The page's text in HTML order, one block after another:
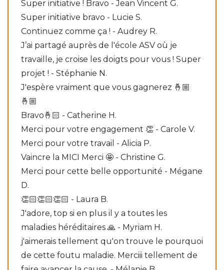
Super initiative ! Bravo - Jean Vincent G.
Super initiative bravo - Lucie S.
Continuez comme ça ! - Audrey R.
J’ai partagé auprès de l'école ASV où je
travaille, je croise les doigts pour vous ! Super
projet ! - Stéphanie N.
J'espère vraiment que vous gagnerez 🤞🏼
🤞🏼
Bravo🤞🏻 - Catherine H.
Merci pour votre engagement 👏 - Carole V.
Merci pour votre travail - Alicia P.
Vaincre la MICI Merci 🤩 - Christine G.
Merci pour cette belle opportunité - Mégane
D.
👏🏻👏🏻👏🏻 - Laura B.
J'adore, top si en plus il y a toutes les
maladies héréditaires 🙏 - Myriam H.
j'aimerais tellement qu'on trouve le pourquoi
de cette foutu maladie. Merciii tellement de